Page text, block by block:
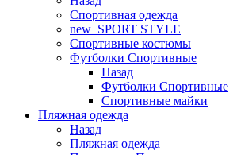
Спортивная одежда
new_SPORT STYLE
Спортивные костюмы
Футболки Спортивные
Назад
Футболки Спортивные
Спортивные майки
Пляжная одежда
Назад
Пляжная одежда